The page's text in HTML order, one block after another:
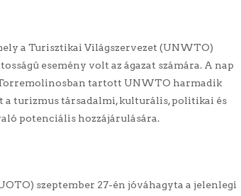
a Turisztikai Világszervezet (UNWTO)
esemény volt az ágazat számára. A nap
tartott UNWTO harmadik
a turizmus társadalmi, kulturális, politikai és
potenciális hozzájárulására.
szeptember 27-én jóváhagyta a jelenlegi